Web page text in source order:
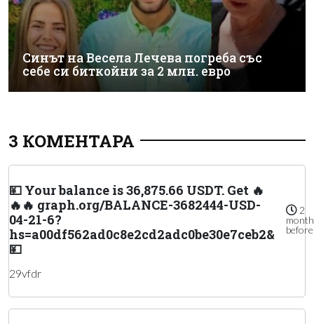
Синът на Весела Лечева погреба със
себе си биткойни за 2 млн. евро
3 КОМЕНТАРА
💴 Your balance is 36,875.66 USDT. Get 🔥
🔥🔥 graph.org/BALANCE-3682444-USD-
04-21-6?
hs=a00df562ad0c8e2cd2adc0be30e7ceb2&
💴
2
before
29vfdr